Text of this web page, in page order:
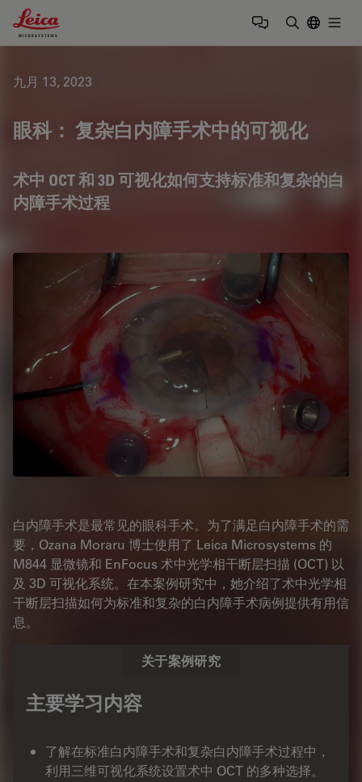
Leica Microsystems Logo
九月 13, 2023
眼科： 复杂白内障手术中的可视化
术中 OCT 和 3D 可视化如何支持标准和复杂的白
内障手术过程
白内障手术是最常见的眼科手术。为了满足白内障手术的需
要，Ozana Moraru 博士使用了 Leica Microsystems 的
M844 显微镜和 EnFocus 术中光学相干断层扫描 (OCT) 以
及 3D 可视化系统。在本案例研究中，她介绍了术中光学相
干断层扫描如何为标准和复杂的白内障手术病例提供有用信
息。
关于案例研究
主要学习内容
了解在标准白内障手术和复杂白内障手术过程中，
利用三维可视化系统设置术中 OCT 的多种选择。